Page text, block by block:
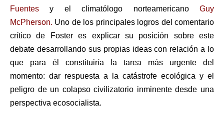
Fuentes y el climatólogo norteamericano Guy
McPherson. Uno de los principales logros del comentario
crítico de Foster es explicar su posición sobre este
debate desarrollando sus propias ideas con relación a lo
que para él constituiría la tarea más urgente del
momento: dar respuesta a la catástrofe ecológica y el
peligro de un colapso civilizatorio inminente desde una
perspectiva ecosocialista.